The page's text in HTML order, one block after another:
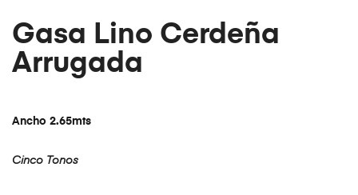
Gasa Lino Cerdeña
Arrugada
Ancho 2.65mts
Cinco Tonos